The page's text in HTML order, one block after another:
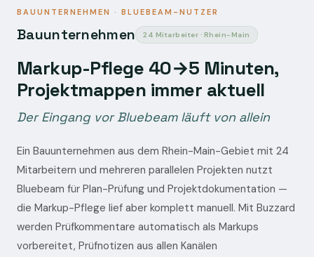
BAUUNTERNEHMEN · BLUEBEAM-NUTZER
Bauunternehmen 24 Mitarbeiter · Rhein-Main
Markup-Pflege 40→5 Minuten,
Projektmappen immer aktuell
Der Eingang vor Bluebeam läuft von allein
Ein Bauunternehmen aus dem Rhein-Main-Gebiet mit 24
Mitarbeitern und mehreren parallelen Projekten nutzt
Bluebeam für Plan-Prüfung und Projektdokumentation —
die Markup-Pflege lief aber komplett manuell. Mit Buzzard
werden Prüfkommentare automatisch als Markups
vorbereitet, Prüfnotizen aus allen Kanälen